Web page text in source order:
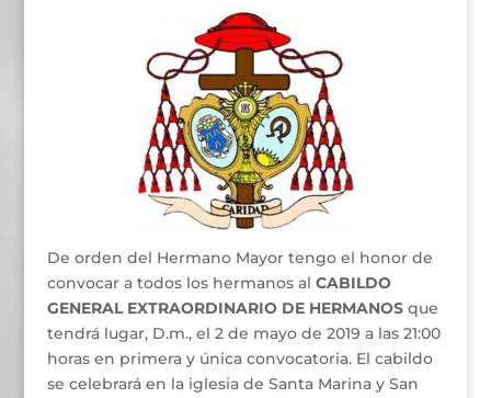
De orden del Hermano Mayor tengo el honor de
convocar a todos los hermanos al CABILDO
GENERAL EXTRAORDINARIO DE HERMANOSque
tendrá lugar, D.m., el 2 de mayo de 2019 a las 21:00
horas en primera y única convocatoria. El cabildo
se celebrará en la iglesia de Santa Marina y San